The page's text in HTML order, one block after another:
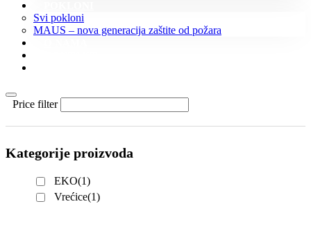
Svi pokloni
MAUS – nova generacija zaštite od požara
Price filter
Kategorije proizvoda
EKO(1)
Vrećice(1)